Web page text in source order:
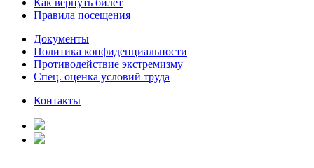
Правила посещения
Документы
Политика конфиденциальности
Противодействие экстремизму
Спец. оценка условий труда
Контакты